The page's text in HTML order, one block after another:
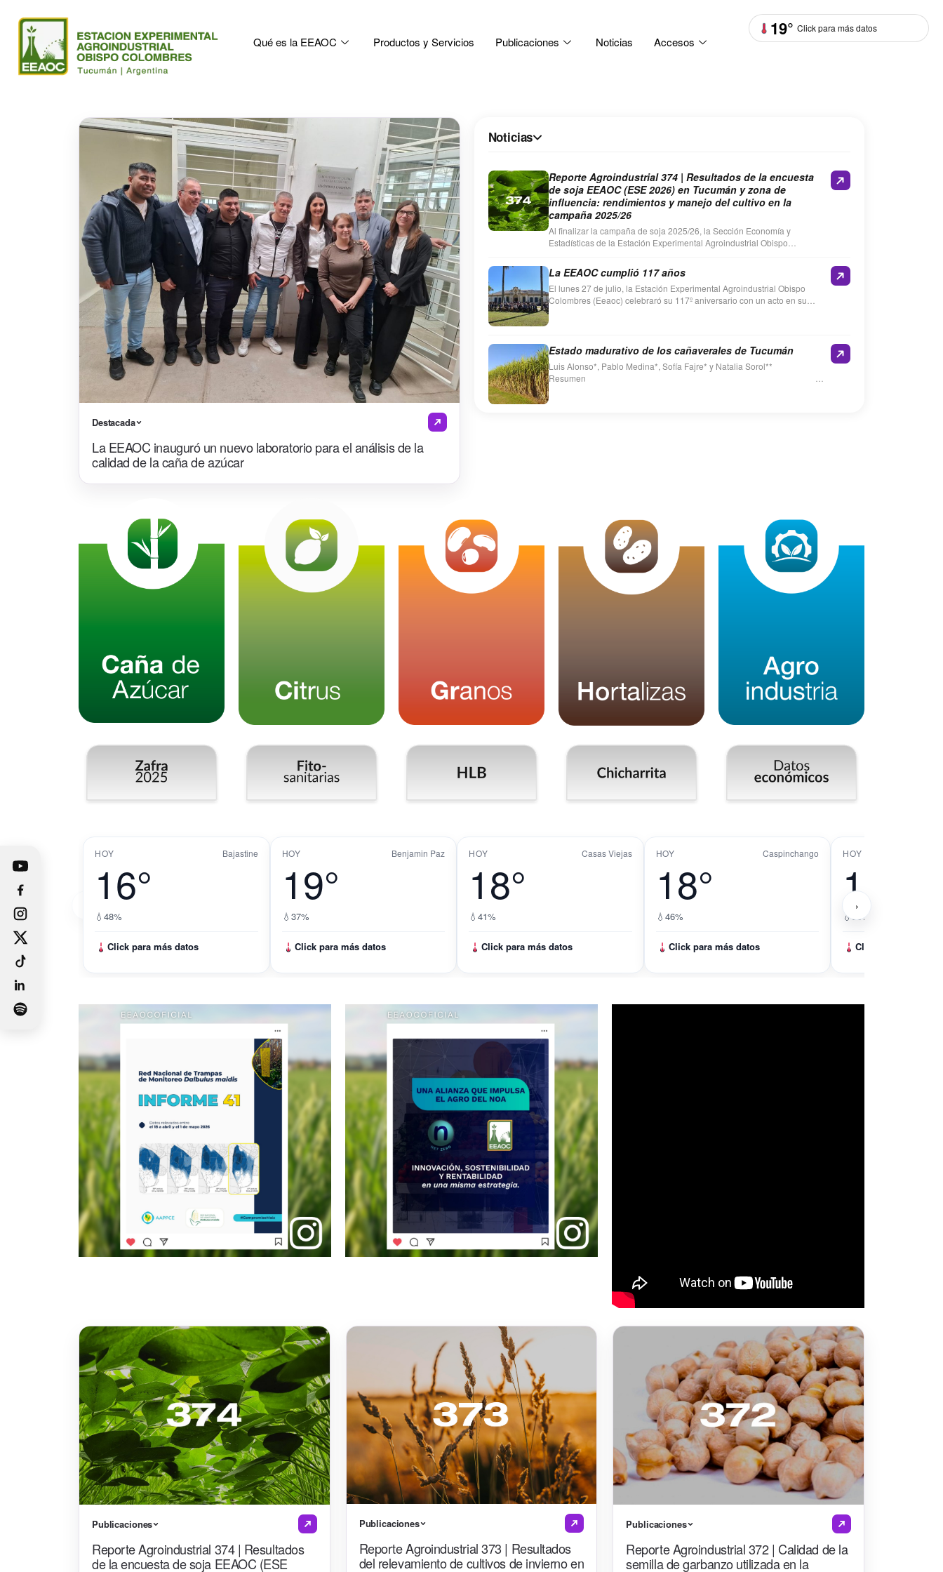
Qué es la EEAOC Productos y Servicios Publicaciones Noticias Accesos
19° Click para más datos
Destacada
La EEAOC inauguró un nuevo laboratorio para el análisis de la
calidad de la caña de azúcar
Noticias
Reporte Agroindustrial 374 | Resultados de la encuesta
de soja EEAOC (ESE 2026) en Tucumán y zona de
influencia: rendimientos y manejo del cultivo en la
campaña 2025/26
Al finalizar la campaña de soja 2025/26, la Sección Economía y
Estadísticas de la Estación Experimental Agroindustrial Obispo
La EEAOC cumplió 117 años
El lunes 27 de julio, la Estación Experimental Agroindustrial Obispo
Colombres (Eeaoc) celebraró su 117º aniversario con un acto en su
sede de Las Talitas.…
Estado madurativo de los cañaverales de Tucumán
Luis Alonso*, Pablo Medina*, Sofía Fajre* y Natalia Sorol**
Resumen
Entre los días 22 y 23 de junio de 2026, personal técnico de la
Sección…
HOY Bajastine
16°
💧 48%
Click para más datos
HOY Benjamin Paz
19°
💧 37%
Click para más datos
HOY Casas Viejas
18°
💧 41%
Click para más datos
HOY Caspinchango
18°
💧 46%
Click para más datos
HOY
19°
💧 55%
Click para más
›
Publicaciones
Reporte Agroindustrial 374 | Resultados
de la encuesta de soja EEAOC (ESE
Publicaciones
Reporte Agroindustrial 373 | Resultados
del relevamiento de cultivos de invierno en
Publicaciones
Reporte Agroindustrial 372 | Calidad de la
semilla de garbanzo utilizada en la